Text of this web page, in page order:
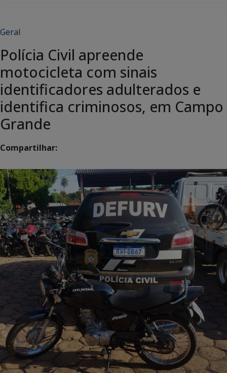
Geral
Polícia Civil apreende
motocicleta com sinais
identificadores adulterados e
identifica criminosos, em Campo
Grande
Compartilhar: